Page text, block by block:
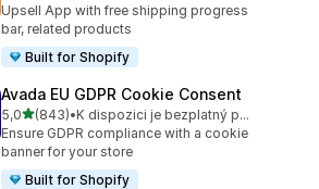
Upsell App with free shipping progress
bar, related products
Built for Shopify
Avada EU GDPR Cookie Consent
5,0z 5 hvězd
(843)
Celkový počet recenzí: 843
•
K dispozici je bezplatný plán
Ensure GDPR compliance with a cookie
banner for your store
Built for Shopify